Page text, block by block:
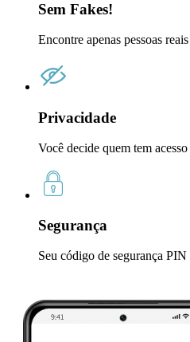
Sem Fakes!
Encontre apenas pessoas
Privacidade
Você decide quem tem
Segurança
Seu código de segurança